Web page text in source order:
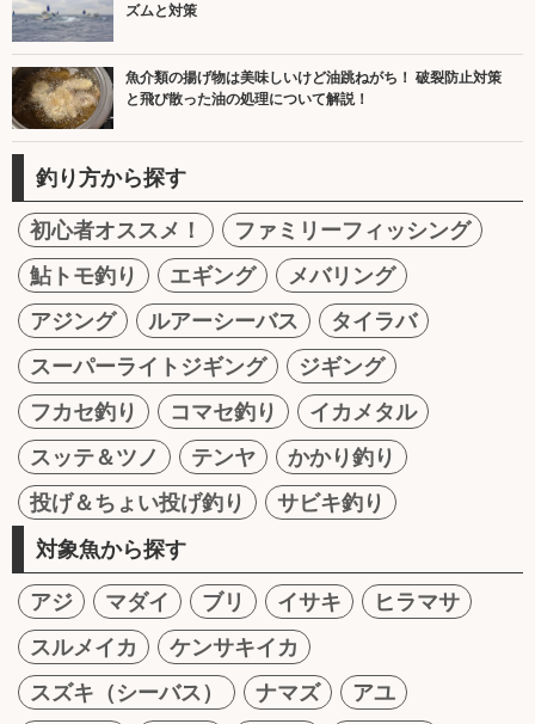
ズムと対策
魚介類の揚げ物は美味しいけど油跳ねがち！ 破裂防止対策
と飛び散った油の処理について解説！
釣り方から探す
初心者オススメ！
ファミリーフィッシング
鮎トモ釣り
エギング
メバリング
アジング
ルアーシーバス
タイラバ
スーパーライトジギング
ジギング
フカセ釣り
コマセ釣り
イカメタル
スッテ＆ツノ
テンヤ
かかり釣り
投げ＆ちょい投げ釣り
サビキ釣り
対象魚から探す
アジ マダイ ブリ イサキ
ヒラマサ
スルメイカ
ケンサキイカ
スズキ（シーバス）
ナマズ
アユ